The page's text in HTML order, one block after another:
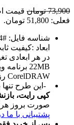
73,900 تومان قیمت اصلی:
فعلی: 51,800 تومان.
ابعاد :کیفیت
CorelDRAW رزولیشن: ۳۰۰dp
-این طرح
کپی رایت،
صورت بروز
پشتیبانی با ما